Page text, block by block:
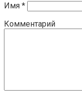
Имя *
Комментарий